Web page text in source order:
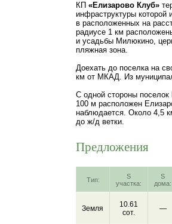
КП «Елизарово Клуб»
инфраструктуры которой
в расположенных на
радиусе 1 км
и усадьбы Милюкино,
пляжная зона.
Доехать до поселка на
км от МКАД. Из
С одной стороны поселок
100 м расположен
наблюдается. Около 4,5
до ж/д ветки.
Предложения
Тип:
S
участка:
S
дома:
Земля
10.61
сот.
—